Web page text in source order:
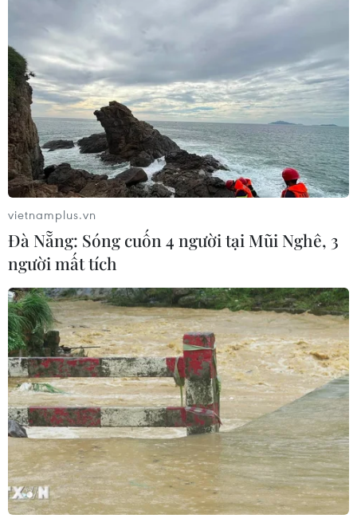
TIN CÙNG CHUYÊN MỤC
vietnamplus.vn
Đà Nẵng: Sóng cuốn 4 người tại Mũi Nghê, 3
người mất tích